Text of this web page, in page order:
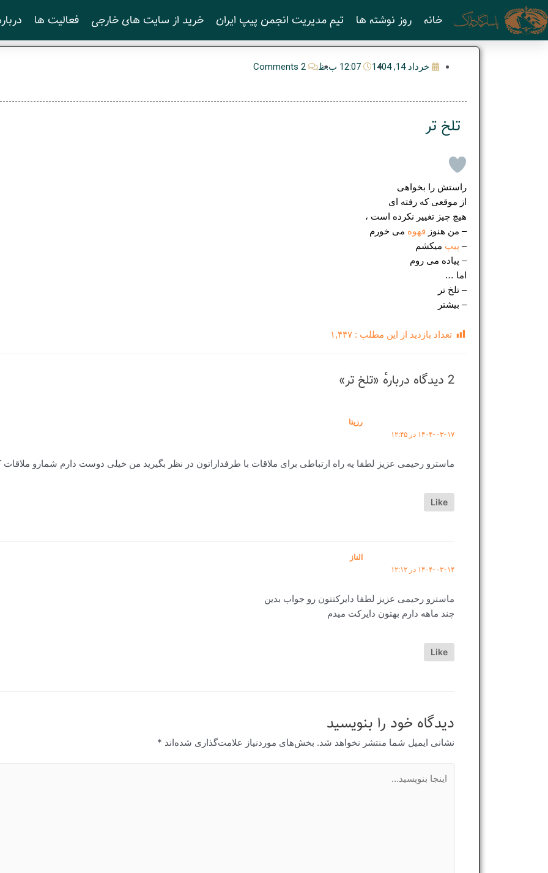
پرش
به
محتوا
خانه روز نوشته ها تیم مدیریت انجمن پیپ ایران خرید از سایت های خارجی فعالیت ها
خرداد 14, 1404 12:07 ب.ظ 2 Comments
تلخ تر
راستش را بخواهی
از موقعی که رفته ای
هیچ چیز تغییر نکرده است ،
– من هنوز قهوه می خورم
– پیپ میکشم
– پیاده می روم
اما …
– تلخ تر
– بیشتر
تعداد بازدید از این مطلب : ۱,۴۴۷
2 دیدگاه دربارهٔ «تلخ تر»
رزیتا
۱۴۰۴-۰۳-۱۷ در ۱۲:۴۵
ماسترو رحیمی عزیز لطفا یه راه ارتباطی برای ملاقات با طرفداراتون در نظر بگیرید من خیلی دوست دارم شمارو ملاقات
Like
الناز
۱۴۰۴-۰۳-۱۴ در ۱۲:۱۲
ماسترو رحیمی عزیز لطفا دایرکتتون رو جواب بدین
چند ماهه دارم بهتون دایرکت میدم
Like
دیدگاه‌ خود را بنویسید
نشانی ایمیل شما منتشر نخواهد شد. بخش‌های موردنیاز علامت‌گذاری شده‌اند *
بنویسید…